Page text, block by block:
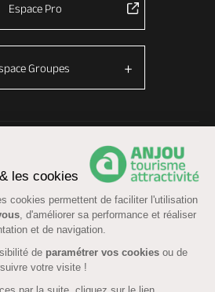
les cookies
cookies permettent de faciliter l'utilisation
, d'améliorer sa performance et réaliser
et de navigation.
de paramétrer vos cookies ou de
votre visite !
Espace Pro
Groupes
Données personnelles-Cookies
Accessibilité : partiellement conforme